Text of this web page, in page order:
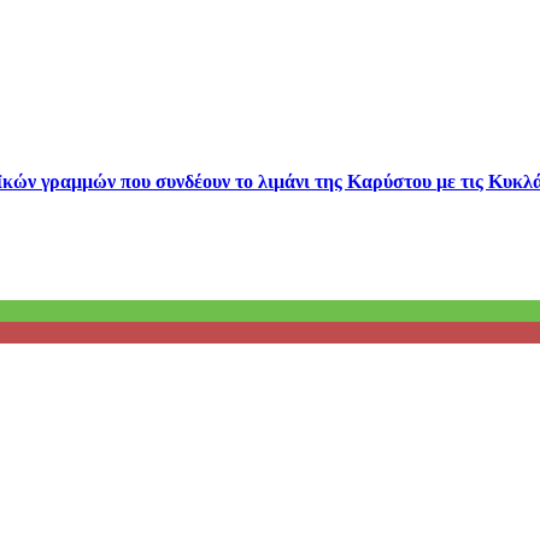
γραμμών που συνδέουν το λιμάνι της Καρύστου με τις